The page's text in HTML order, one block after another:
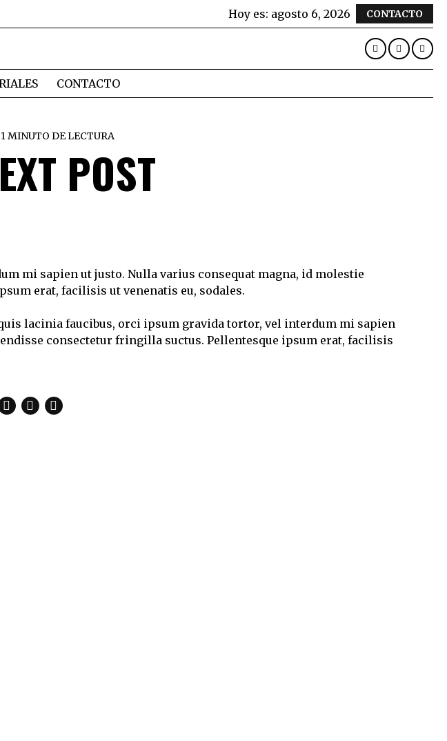
Hoy es: agosto 6, 2026 CONTACTO
CONTACTO
1 MINUTO DE LECTURA
POST
mi sapien ut justo. Nulla varius consequat magna, id molestie
erat, facilisis ut venenatis eu, sodales.
lacinia faucibus, orci ipsum gravida tortor, vel interdum mi sapien
consectetur fringilla suctus. Pellentesque ipsum erat, facilisis